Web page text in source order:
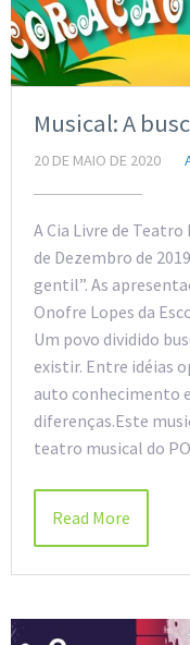
Musical: A
20 DE MAIO DE 2020
A Cia Livre de
de Dezembro de
gentil”. As
Onofre Lopes da
Um povo dividido
existir. Entre idéias
auto conhecimento
diferenças.Este
teatro musical do
Read More